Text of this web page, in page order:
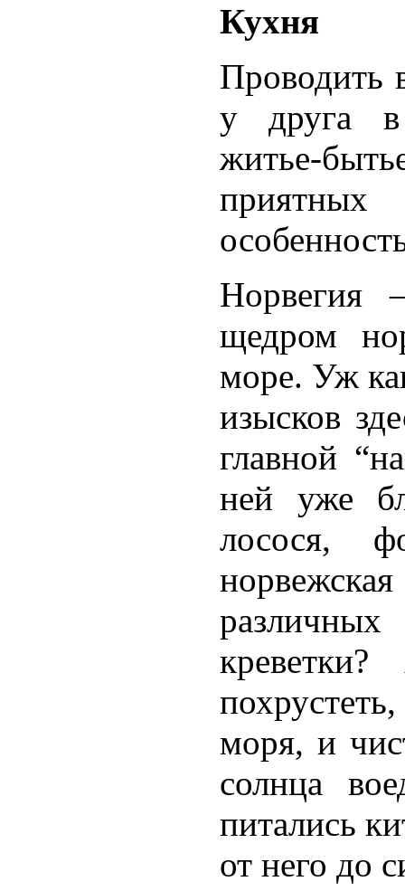
Кухня
Проводить
у друга в
житье-
приятных
Норвегия
щедром
море. Уж
изысков
главной
ней уже
лосося,
моря, и
солнца
питались
от него до